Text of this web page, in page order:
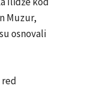
Muzur,
osnovali